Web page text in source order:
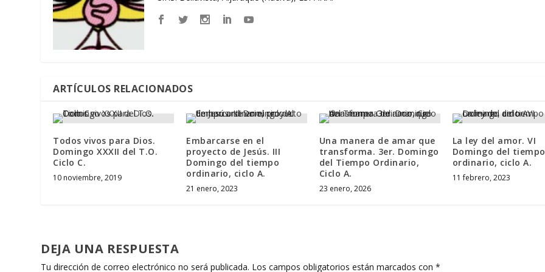
ARTÍCULOS RELACIONADOS
Todos vivos para Dios.
Domingo XXXII del T.O.
Ciclo C.
10 noviembre, 2019
Embarcarse en el
proyecto de Jesús. III
Domingo del tiempo
ordinario, ciclo A.
21 enero, 2023
Una manera de amar que
transforma. 3er. Domingo
del Tiempo Ordinario,
Ciclo A.
23 enero, 2026
La ley del amor. VI
Domingo del tiempo
ordinario, ciclo A.
11 febrero, 2023
DEJA UNA RESPUESTA
Tu dirección de correo electrónico no será publicada. Los campos obligatorios están marcados con*